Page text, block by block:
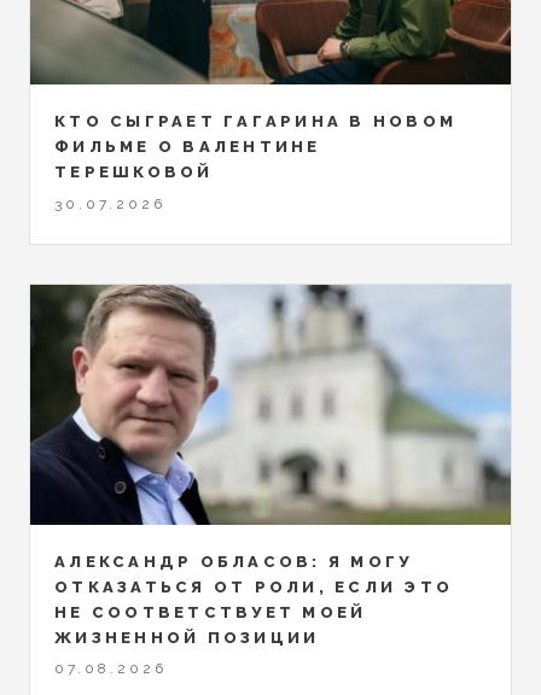
КТО СЫГРАЕТ ГАГАРИНА В НОВОМ
ФИЛЬМЕ О ВАЛЕНТИНЕ
ТЕРЕШКОВОЙ
30.07.2026
АЛЕКСАНДР ОБЛАСОВ: Я МОГУ
ОТКАЗАТЬСЯ ОТ РОЛИ, ЕСЛИ ЭТО
НЕ СООТВЕТСТВУЕТ МОЕЙ
ЖИЗНЕННОЙ ПОЗИЦИИ
07.08.2026